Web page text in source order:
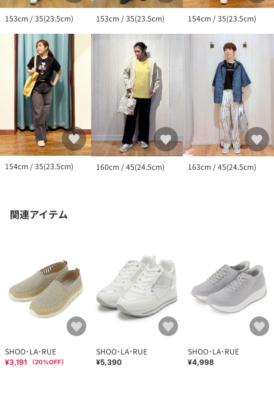
153cm / 35(23.5cm) 153cm / 35(23.5cm) 154cm / 35(23.5cm)
154cm / 35(23.5cm) 160cm / 45(24.5cm) 163cm / 45(24.5cm)
関連アイテム
SHOO･LA･RUE
¥3,191 （20%OFF）
SHOO･LA･RUE
¥5,390
SHOO･LA･RUE
¥4,998